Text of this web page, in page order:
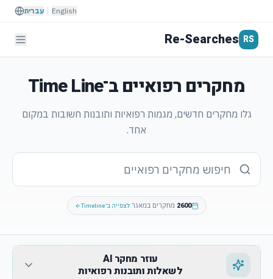
עברית | English
RS
Re-Searches
מחקרים רפואיים ב־Time Line
גלו מחקרים חדשים, מגמות רפואיות ותובנות חשובות במקום
אחד.
2600 מחקרים במאגר ·לצפייה ב־Timeline
עוזר מחקר AI
לשאלות ותובנות רפואיות